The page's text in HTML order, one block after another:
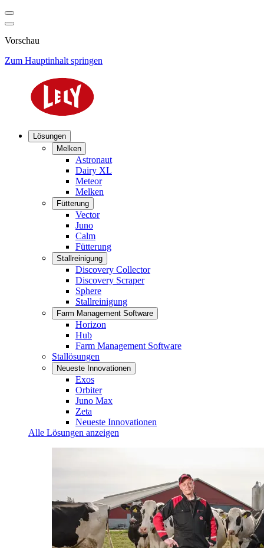
Vorschau
Zum Hauptinhalt springen
Lösungen
Melken
Astronaut
Dairy XL
Meteor
Melken
Fütterung
Vector
Juno
Calm
Fütterung
Stallreinigung
Discovery Collector
Discovery Scraper
Sphere
Stallreinigung
Farm Management Software
Horizon
Hub
Farm Management Software
Stallösungen
Neueste Innovationen
Exos
Orbiter
Juno Max
Zeta
Neueste Innovationen
Alle Lösungen anzeigen